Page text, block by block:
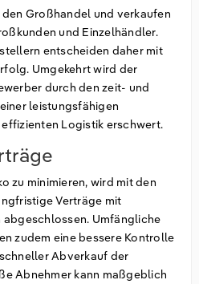
Großhandel und verkaufen
und Einzelhändler.
entscheiden daher mit
Umgekehrt wird der
durch den zeit- und
leistungsfähigen
Logistik erschwert.
zu minimieren, wird mit den
Verträge mit
Umfängliche
zudem eine bessere Kontrolle
Abverkauf der
Abnehmer kann maßgeblich